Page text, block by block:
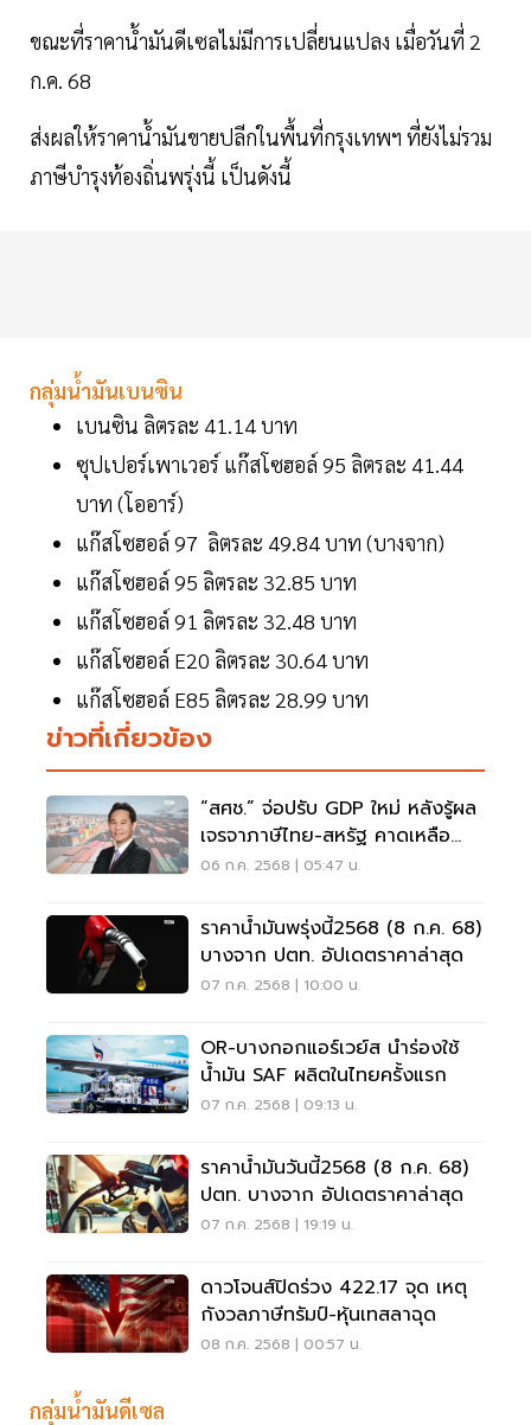
ขณะที่ราคาน้ำมันดีเซลไม่มีการเปลี่ยนแปลง เมื่อวันที่ 2
ก.ค. 68
ส่งผลให้ราคาน้ำมันขายปลีกในพื้นที่กรุงเทพฯ ที่ยังไม่รวม
ภาษีบำรุงท้องถิ่นพรุ่งนี้ เป็นดังนี้
กลุ่มน้ำมันเบนซิน
เบนซิน ลิตรละ 41.14 บาท
ซุปเปอร์เพาเวอร์ แก๊สโซฮอล์ 95 ลิตรละ 41.44
บาท (โออาร์)
แก๊สโซฮอล์ 97 ลิตรละ 49.84 บาท (บางจาก)
แก๊สโซฮอล์ 95 ลิตรละ 32.85 บาท
แก๊สโซฮอล์ 91 ลิตรละ 32.48 บาท
แก๊สโซฮอล์ E20 ลิตรละ 30.64 บาท
แก๊สโซฮอล์ E85 ลิตรละ 28.99 บาท
ข่าวที่เกี่ยวข้อง
“สศช.” จ่อปรับ GDP ใหม่ หลังรู้ผล
เจรจาภาษีไทย-สหรัฐ คาดเหลือ
18%
06 ก.ค. 2568 | 05:47 น.
ราคาน้ำมันพรุ่งนี้2568 (8 ก.ค. 68)
บางจาก ปตท. อัปเดตราคาล่าสุด
07 ก.ค. 2568 | 10:00 น.
OR-บางกอกแอร์เวย์ส นำร่องใช้
น้ำมัน SAF ผลิตในไทยครั้งแรก
07 ก.ค. 2568 | 09:13 น.
ราคาน้ำมันวันนี้2568 (8 ก.ค. 68)
ปตท. บางจาก อัปเดตราคาล่าสุด
07 ก.ค. 2568 | 19:19 น.
ดาวโจนส์ปิดร่วง 422.17 จุด เหตุ
กังวลภาษีทรัมป์-หุ้นเทสลาฉุด
08 ก.ค. 2568 | 00:57 น.
กลุ่มน้ำมันดีเซล